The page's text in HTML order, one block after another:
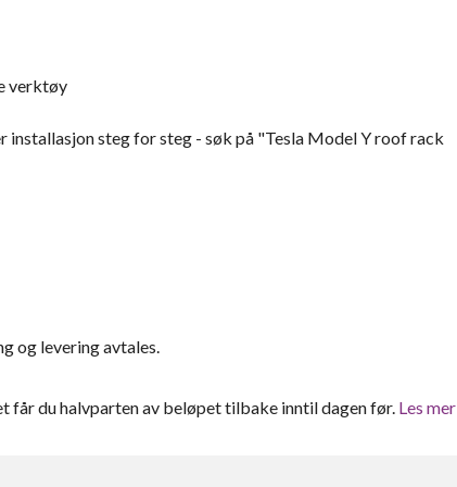
verktøy
installasjon steg for steg - søk på "Tesla Model Y roof rack
og levering avtales.
du halvparten av beløpet tilbake inntil dagen før. Les mer